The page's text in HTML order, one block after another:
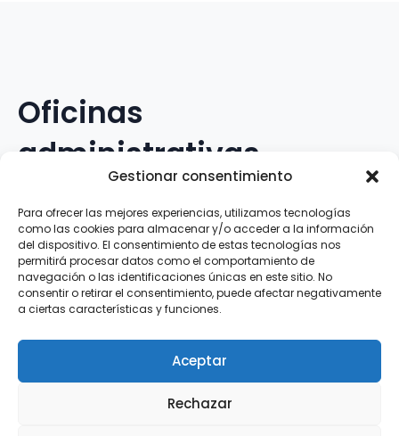
Gestionar consentimiento
Para ofrecer las mejores experiencias, utilizamos tecnologías
como las cookies para almacenar y/o acceder a la información
del dispositivo. El consentimiento de estas tecnologías nos
permitirá procesar datos como el comportamiento de
navegación o las identificaciones únicas en este sitio. No
consentir o retirar el consentimiento, puede afectar negativamente
a ciertas características y funciones.
Aceptar
Rechazar
Oficinas
administrativas
Avenida Galileo Galilei, 12
15.008 · A Coruña · España
Teléfono:881.069.303
WhatsApp:616.897.466